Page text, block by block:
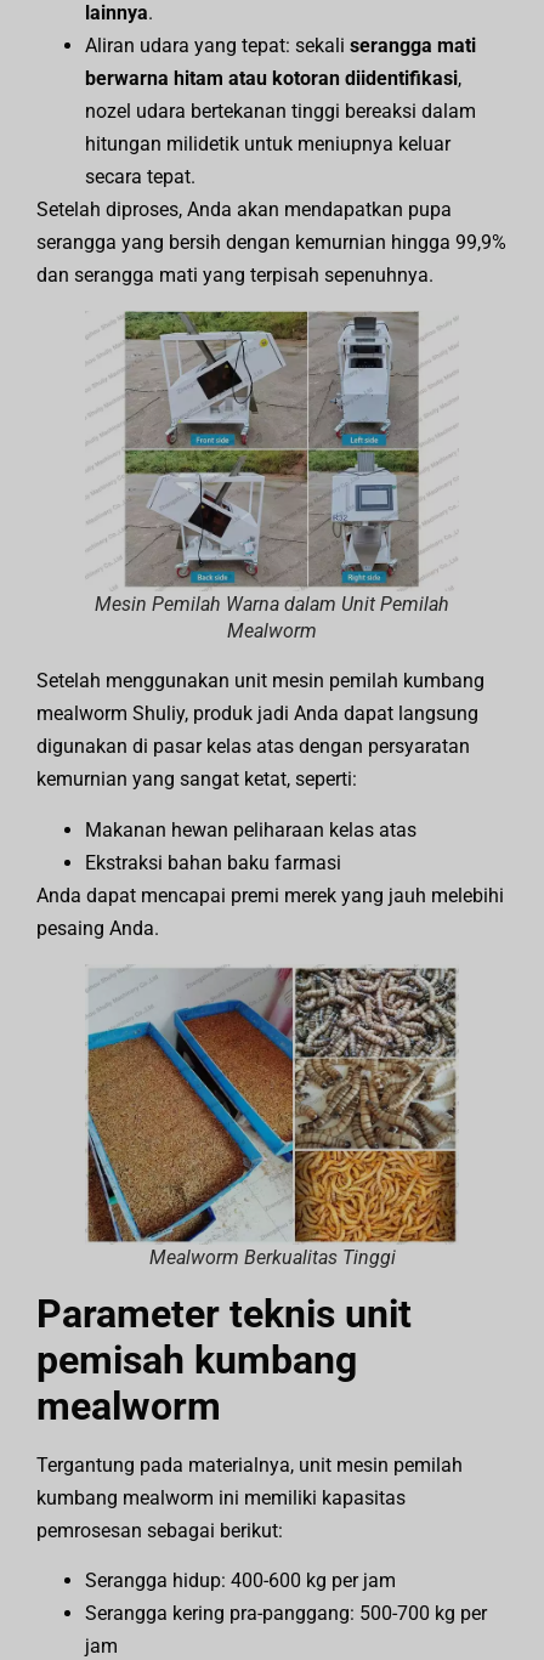
lainnya.
Aliran udara yang tepat: sekali serangga mati
berwarna hitam atau kotoran diidentifikasi,
nozel udara bertekanan tinggi bereaksi dalam
hitungan milidetik untuk meniupnya keluar
secara tepat.
Setelah diproses, Anda akan mendapatkan pupa
serangga yang bersih dengan kemurnian hingga 99,9%
dan serangga mati yang terpisah sepenuhnya.
Mesin Pemilah Warna dalam Unit Pemilah
Mealworm
Setelah menggunakan unit mesin pemilah kumbang
mealworm Shuliy, produk jadi Anda dapat langsung
digunakan di pasar kelas atas dengan persyaratan
kemurnian yang sangat ketat, seperti:
Makanan hewan peliharaan kelas atas
Ekstraksi bahan baku farmasi
Anda dapat mencapai premi merek yang jauh melebihi
pesaing Anda.
Mealworm Berkualitas Tinggi
Parameter teknis unit
pemisah kumbang
mealworm
Tergantung pada materialnya, unit mesin pemilah
kumbang mealworm ini memiliki kapasitas
pemrosesan sebagai berikut:
Serangga hidup: 400-600 kg per jam
Serangga kering pra-panggang: 500-700 kg per
jam